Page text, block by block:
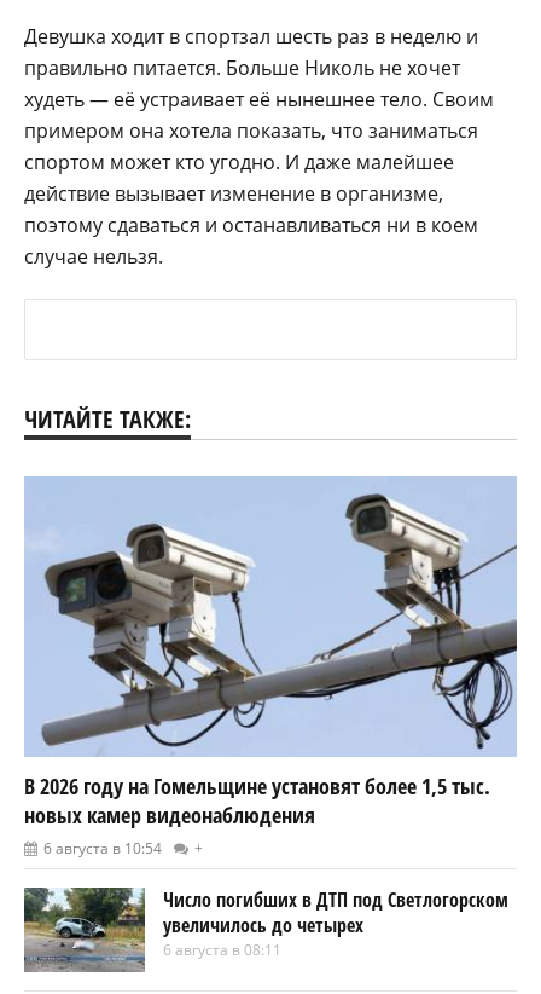
Девушка ходит в спортзал шесть раз в неделю и
правильно питается. Больше Николь не хочет
худеть — её устраивает её нынешнее тело. Своим
примером она хотела показать, что заниматься
спортом может кто угодно. И даже малейшее
действие вызывает изменение в организме,
поэтому сдаваться и останавливаться ни в коем
случае нельзя.
ЧИТАЙТЕ ТАКЖЕ:
В 2026 году на Гомельщине установят более 1,5 тыс.
новых камер видеонаблюдения
6 августа в 10:54 +
Число погибших в ДТП под Светлогорском
увеличилось до четырех
6 августа в 08:11